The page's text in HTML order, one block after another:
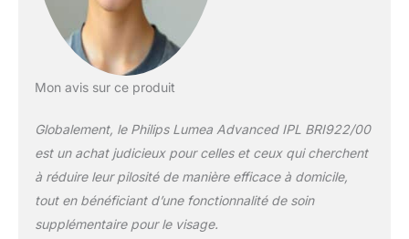
Mon avis sur ce produit
Globalement, le Philips Lumea Advanced IPL BRI922/00
est un achat judicieux pour celles et ceux qui cherchent
à réduire leur pilosité de manière efficace à domicile,
tout en bénéficiant d’une fonctionnalité de soin
supplémentaire pour le visage.